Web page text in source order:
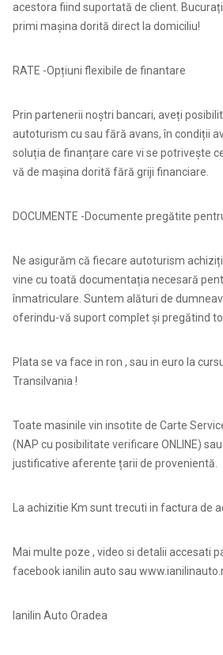
acestora fiind suportată de client.
primi mașina dorită direct la domiciliu!
RATE -Opțiuni flexibile de finantare
Prin partenerii noștri bancari, aveți
autoturism cu sau fără avans, în condiții
soluția de finanțare care vi se potrivește
vă de mașina dorită fără griji financiare.
DOCUMENTE -Documente pregătite
Ne asigurăm că fiecare autoturism
vine cu toată documentația necesară
înmatriculare. Suntem alături de
oferindu-vă suport complet și pregătind
Plata se va face in ron , sau in euro la
Transilvania !
Toate masinile vin insotite de Carte
(NAP cu posibilitate verificare ONLINE)
justificative aferente țarii de provenientă.
La achizitie Km sunt trecuti in factura de
Mai multe poze , video si detalii accesati
facebook ianilin auto sau
Ianilin Auto Oradea